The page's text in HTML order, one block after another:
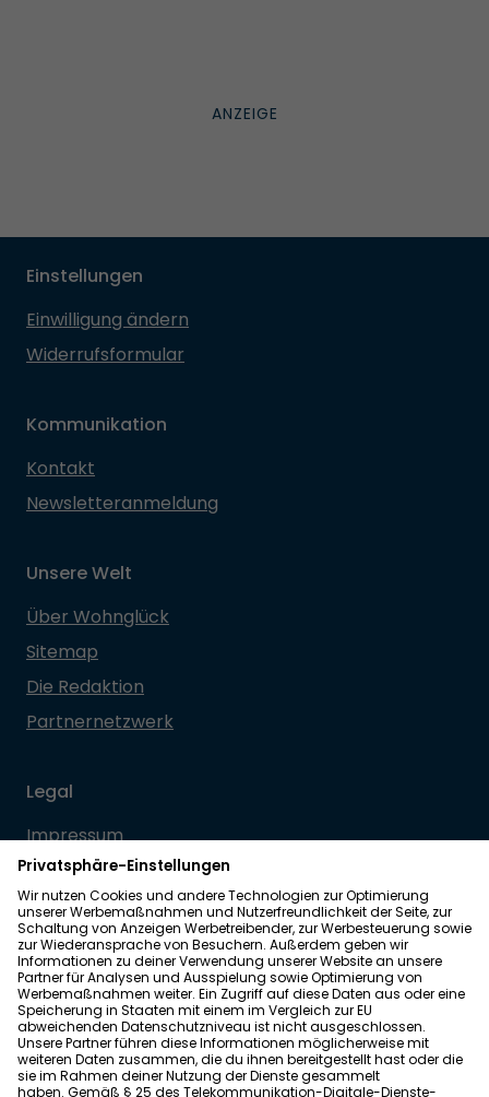
Einstellungen
Einwilligung ändern
Widerrufsformular
Kommunikation
Kontakt
Newsletteranmeldung
Unsere Welt
Über Wohnglück
Sitemap
Die Redaktion
Partnernetzwerk
Legal
Impressum
Datenschutz
Allgemeine Geschäftsbedingungen
Barrierefreiheit